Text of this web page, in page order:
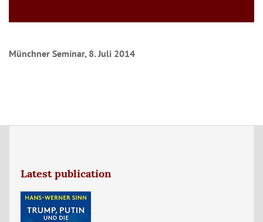
Münchner Seminar, 8. Juli 2014
Latest publication